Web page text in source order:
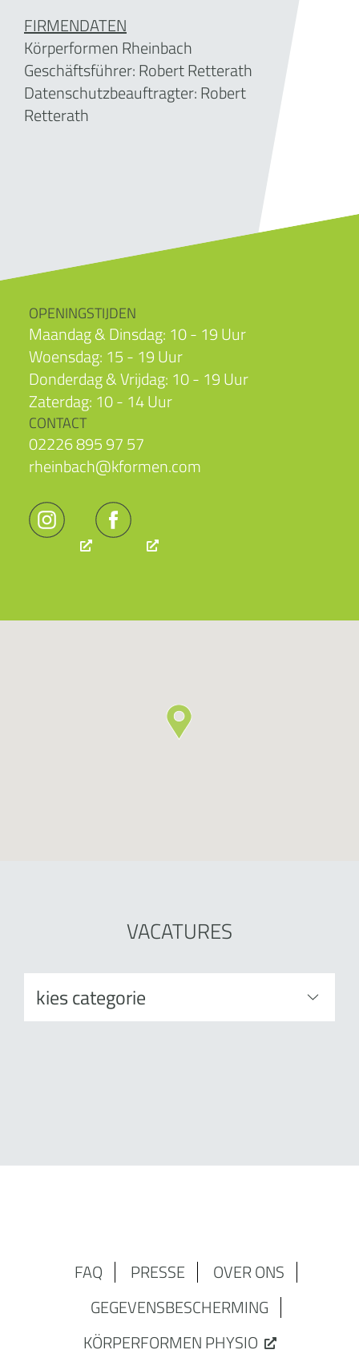
FIRMENDATEN
Körperformen Rheinbach
Geschäftsführer:Robert Retterath
Datenschutzbeauftragter: Robert
Retterath
OPENINGSTIJDEN
Maandag & Dinsdag: 10 - 19 Uur
Woensdag: 15 - 19 Uur
Donderdag & Vrijdag: 10 - 19 Uur
Zaterdag: 10 - 14 Uur
CONTACT
02226 895 97 57
rheinbach@kformen.com
VACATURES
FAQ PRESSE
OVER ONS
GEGEVENSBESCHERMING
KÖRPERFORMEN PHYSIO